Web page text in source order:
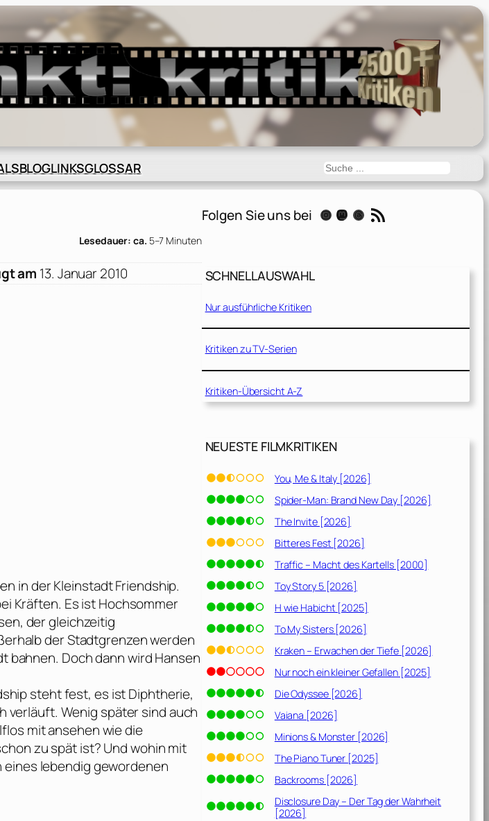
BLOGLINKSGLOSSAR Suchen
Lesedauer: ca. 5–7 Minuten
am 13. Januar 2010
in der Kleinstadt Friendship.
Kräften. Es ist Hochsommer
der gleichzeitig
der Stadtgrenzen werden
bahnen. Doch dann wird Hansen
steht fest, es ist Diphtherie,
verläuft. Wenig später sind auch
mit ansehen wie die
zu spät ist? Und wohin mit
eines lebendig gewordenen
Folgen Sie uns bei Instagram Mastodon Threads RSS-Feed
SCHNELLAUSWAHL
Nur ausführliche Kritiken
Kritiken zu TV-Serien
Kritiken-Übersicht A-Z
NEUESTE FILMKRITIKEN
You, Me & Italy [2026]
Spider-Man: Brand New Day [2026]
The Invite [2026]
Bitteres Fest [2026]
Traffic – Macht des Kartells [2000]
Toy Story 5 [2026]
H wie Habicht [2025]
To My Sisters [2026]
Kraken – Erwachen der Tiefe [2026]
Nur noch ein kleiner Gefallen [2025]
Die Odyssee [2026]
Vaiana [2026]
Minions & Monster [2026]
The Piano Tuner [2025]
Backrooms [2026]
Disclosure Day – Der Tag der Wahrheit
[2026]